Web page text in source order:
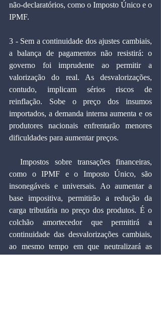
não-declaratórios, como o Imposto Único e o
IPMF.
3 - Sem a continuidade dos ajustes cambiais,
a balança de pagamentos não resistirá: o
governo foi imprudente ao permitir a
valorização do real. As desvalorizações,
contudo, implicam sérios riscos de
reinflação. Sobe o preço dos insumos
importados, a demanda interna aumenta e os
produtores nacionais enfrentarão menores
dificuldades para aumentar preços.
  Impostos sobre transações financeiras,
como o IPMF e o Imposto Único, são
insonegáveis e universais. Ao aumentar a
base impositiva, permitirão a redução da
carga tributária no preço dos produtos. É o
colchão amortecedor que permitirá a
continuidade das desvalorizações cambiais,
ao mesmo tempo em que neutralizará as